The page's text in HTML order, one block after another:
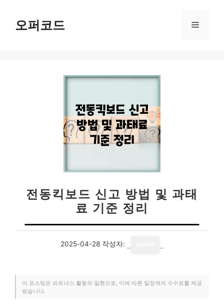
오퍼코드 메
전동킥보드 신고 방법 및 과태
료 기준 정리
2025-04-28 작성자:
이 포스팅은 파트너스 활동의 일환으로, 이에 따른 일정액의 수수료를 제공
받습니다.